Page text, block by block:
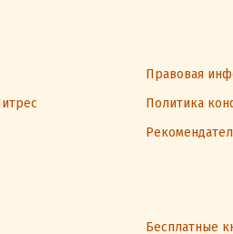
Правовая
Политика
Бесплатные